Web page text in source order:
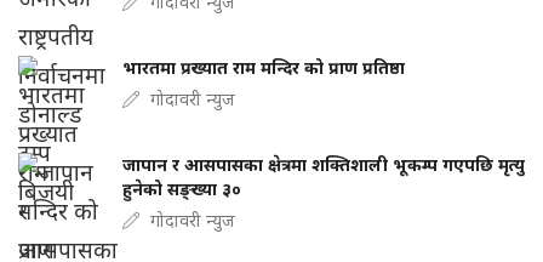
भारतमा प्रख्यात राम मन्दिर को प्राण प्रतिष्ठा
गोदावरी न्युज
जापान र आसपासका क्षेत्रमा शक्तिशाली भूकम्प गएपछि मृत्यु
हुनेको सङ्ख्या ३०
गोदावरी न्युज